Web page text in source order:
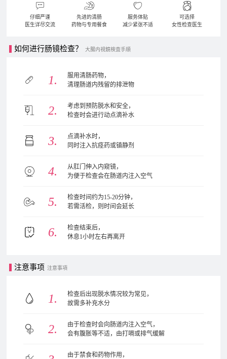
仔细严谨
医生详尽交流
先进的清肠
药物与专用餐食
服务体贴
减少紧张不适
可选择
女性检查医生
如何进行肠镜检查？ 大腸内視鏡検査手順
服用清肠药物，
清理肠道内残留的排泄物
考虑到预防脱水和安全，
检查时会进行动点滴补水
点滴补水时，
同时注入抗痉药或镇静剂
从肛门伸入内窥镜，
为便于检查会在肠道内注入空气
检查时间约为15-20分钟，
若需活检，则时间会延长
检查结束后，
休息1小时左右再离开
注意事项 注意事項
检查后出现脱水情况较为常见，
故需多补充水分
由于检查时会向肠道内注入空气，
会有腹胀等不适，由打嗝或排气缓解
由于禁食和药物作用，